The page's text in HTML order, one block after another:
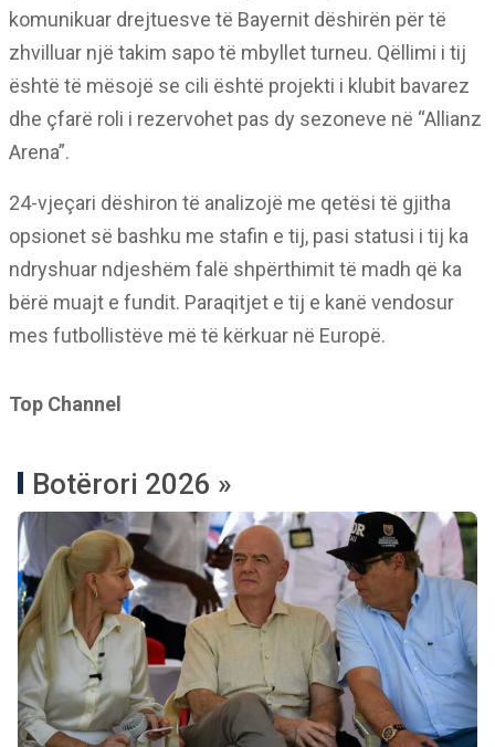
komunikuar drejtuesve të Bayernit dëshirën për të
zhvilluar një takim sapo të mbyllet turneu. Qëllimi i tij
është të mësojë se cili është projekti i klubit bavarez
dhe çfarë roli i rezervohet pas dy sezoneve në “Allianz
Arena”.
24-vjeçari dëshiron të analizojë me qetësi të gjitha
opsionet së bashku me stafin e tij, pasi statusi i tij ka
ndryshuar ndjeshëm falë shpërthimit të madh që ka
bërë muajt e fundit. Paraqitjet e tij e kanë vendosur
mes futbollistëve më të kërkuar në Europë.
Top Channel
Botërori 2026 »